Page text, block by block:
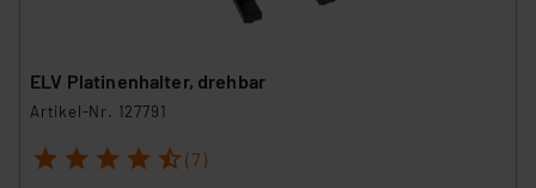
ELV Platinenhalter, drehbar
Artikel-Nr. 127791
1 2 3 4 5 (7)